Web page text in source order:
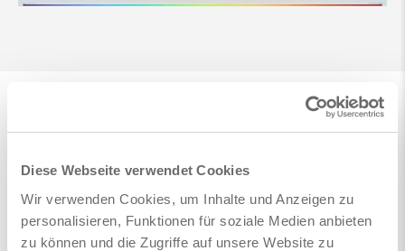
Diese Webseite verwendet Cookies
Wir verwenden Cookies, um Inhalte und Anzeigen zu
personalisieren, Funktionen für soziale Medien anbieten
zu können und die Zugriffe auf unsere Website zu